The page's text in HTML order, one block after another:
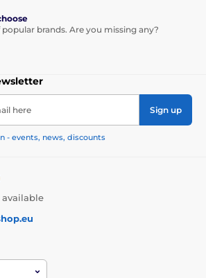
brands. Are you missing any?
here Sign up
- events, news, discounts
available